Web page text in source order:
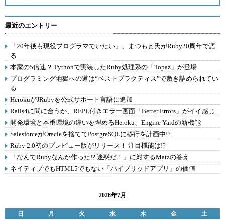
最近のエントリー
「20年後も現役プログラマでいたい」、まつもと氏がRuby20周年で語
る
本家の5倍速？ Pythonで実装したRuby処理系の「Topaz」が登場
プログラミング地獄への道は“ベストプラクティス”で敷き詰められてい
る
HerokuがJRubyを公式サポート言語に追加
Rails4に間に合うか、REPL付きエラー画面「Better Errors」がイイ感じ
開発環境と本番環境の違いを埋めるHeroku、Engine Yardの新機能
SalesforceがOracleを捨ててPostgreSQLに移行を計画中!?
Ruby 2.0初のプレビュー版がリリース！ 注目機能は!?
「なんでRubyなんか作った!? 迷惑だ！」に対するMatzの答え
ネイティブでもHTML5でもない「ハイブリッドアプリ」の価値
2026年7月
日 月 火 水 木 金
土